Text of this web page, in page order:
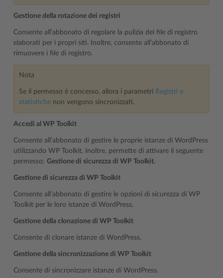
Gestione della rotazione dei registri
Consente all’abbonato di regolare la pulizia dei file di registro
elaborati per i propri siti. Inoltre, consente all’abbonato di
rimuovere i file di registro.
Nota
Se il permesso è concesso, allora i parametri Registri e
statistiche non vengono sincronizzati.
Accedi al WP Toolkit
Consente all’abbonato di gestire le proprie istanze di WordPress
utilizzando WP Toolkit. Inoltre, permette di attivare il seguente
permesso: Gestione di sicurezza di WP Toolkit.
Gestione di sicurezza di WP Toolkit
Consente all’abbonato di gestire le opzioni di sicurezza di WP
Toolkit per le loro istanze di WordPress.
Gestione della clonazione di WP Toolkit
Consente di clonare istanze di WordPress.
Gestione della sincronizzazione di WP Toolkit
Consente di sincronizzare istanze di WordPress.